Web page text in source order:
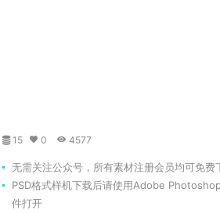
15 0 4577
无需关注公众号，所有素材注册会员均可免费
PSD格式样机下载后请使用Adobe
件打开